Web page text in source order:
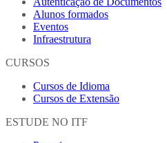
Alunos formados
Eventos
Infraestrutura
CURSOS
Cursos de Idioma
Cursos de Extensão
ESTUDE NO ITF